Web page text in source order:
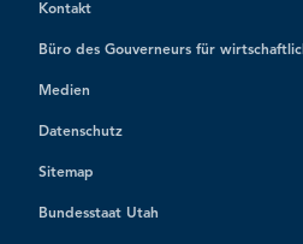
Kontakt
Büro des Gouverneurs für
Medien
Datenschutz
Sitemap
Bundesstaat Utah